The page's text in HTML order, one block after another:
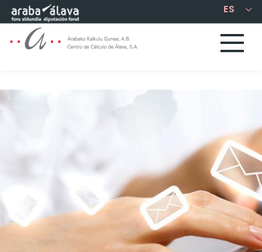
Saltar al contenido principal